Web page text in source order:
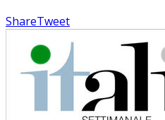
ShareTweetShare
Google+
Pin
Pinterest
Send
WhatsApp